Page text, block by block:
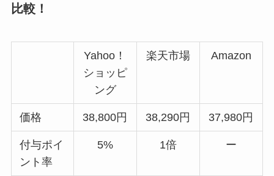
比較！
Yahoo！
ショッピ
ング
楽天市場 Amazon
価格 38,800円 38,290円 37,980円
付与ポイ
ント率
5% 1倍 ー